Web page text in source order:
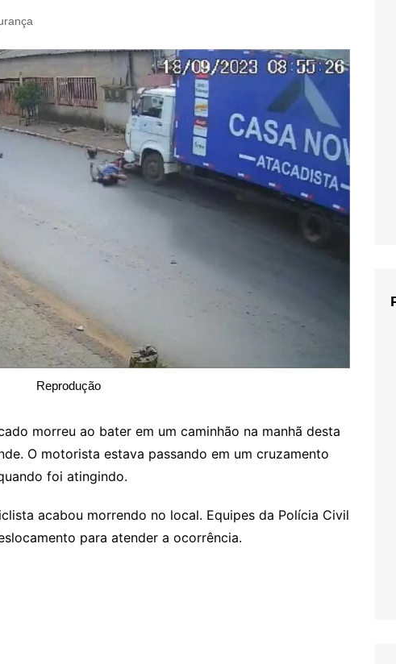
Reprodução
morreu ao bater em um caminhão na manhã desta
O motorista estava passando em um cruzamento
foi atingindo.
acabou morrendo no local. Equipes da Polícia Civil
para atender a ocorrência.